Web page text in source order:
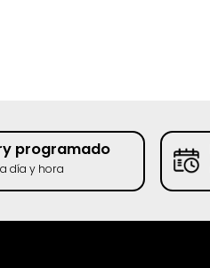
programado
día y hora